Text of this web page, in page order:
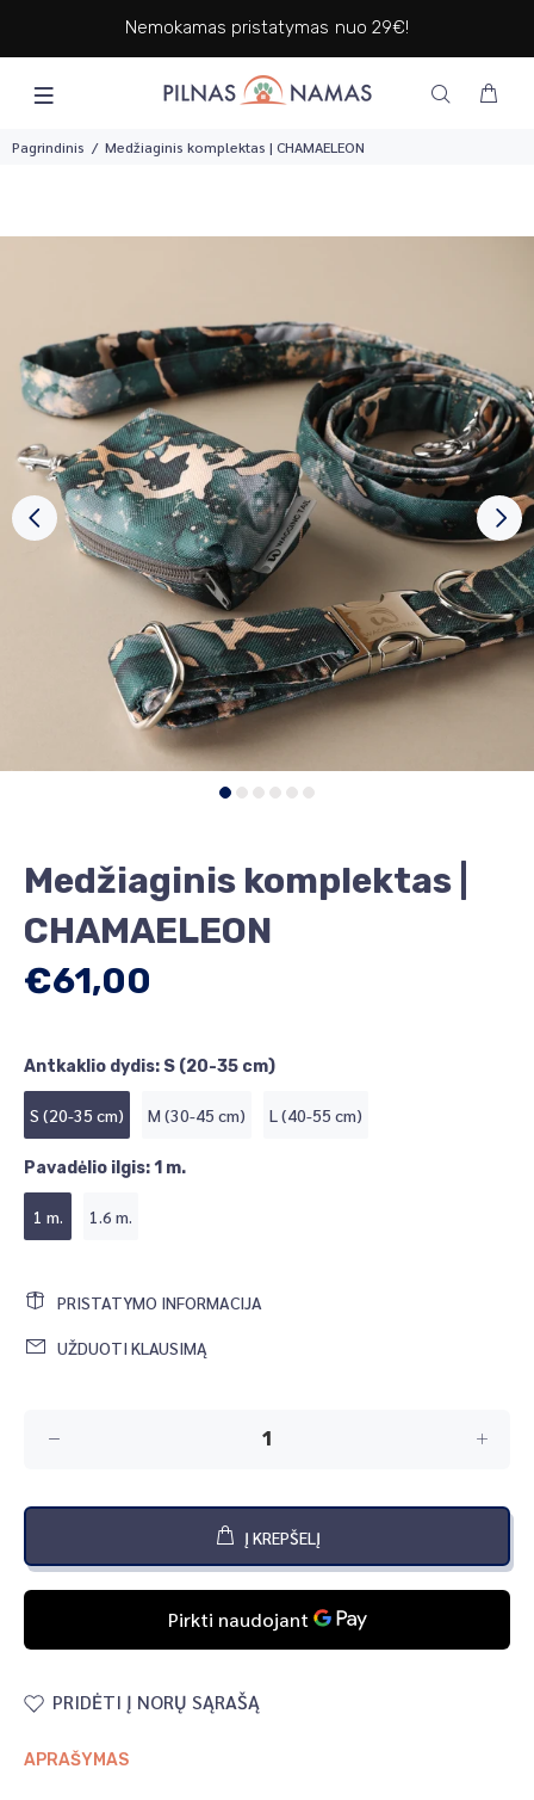
Nemokamas pristatymas nuo 29€!
Pagrindinis Medžiaginis komplektas | CHAMAELEON
Medžiaginis komplektas |
CHAMAELEON
€61,00
Antkaklio dydis: S (20-35 cm)
S (20-35 cm) M (30-45 cm) L (40-55 cm)
Pavadėlio ilgis:1 m.
1 m. 1.6 m.
PRISTATYMO INFORMACIJA
UŽDUOTI KLAUSIMĄ
Į KREPŠELĮ
PRIDĖTI Į NORŲ SĄRAŠĄ
APRAŠYMAS